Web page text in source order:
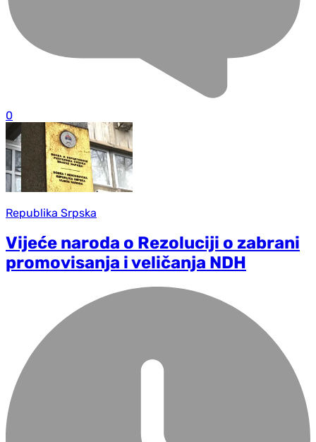
0
Republika Srpska
Vijeće naroda o Rezoluciji o zabrani
promovisanja i veličanja NDH